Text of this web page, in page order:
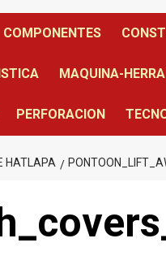
COMPONENTES
MAQUINA-
PERFORACION
HATLAPA